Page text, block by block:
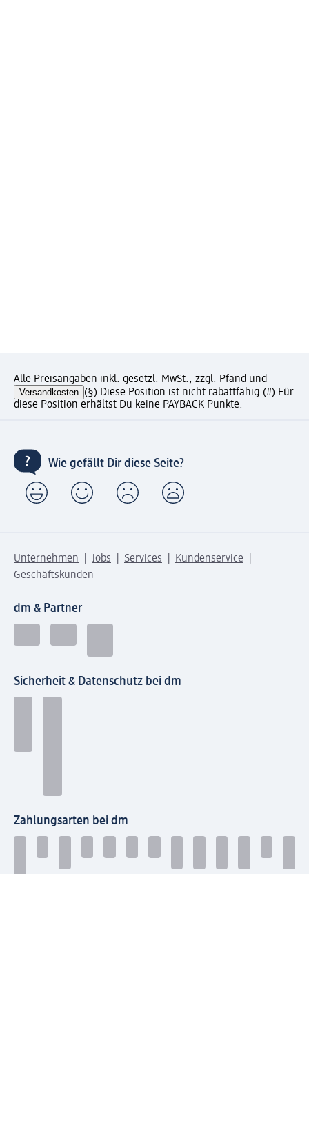
Alle Preisangaben inkl. gesetzl. MwSt., zzgl. Pfand und
Versandkosten (§) Diese Position ist nicht rabattfähig.(#) Für
diese Position erhältst Du keine PAYBACK Punkte.
Wie gefällt Dir diese Seite?
Unternehmen Jobs Services
Kundenservice
Geschäftskunden
dm & Partner
Sicherheit & Datenschutz bei dm
Zahlungsarten bei dm